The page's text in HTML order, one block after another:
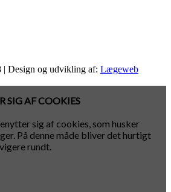
Design og udvikling af: Lægeweb
SIG AF COOKIES
sig af cookies, som husker
På denne måde bliver det hurtigt
rundt.